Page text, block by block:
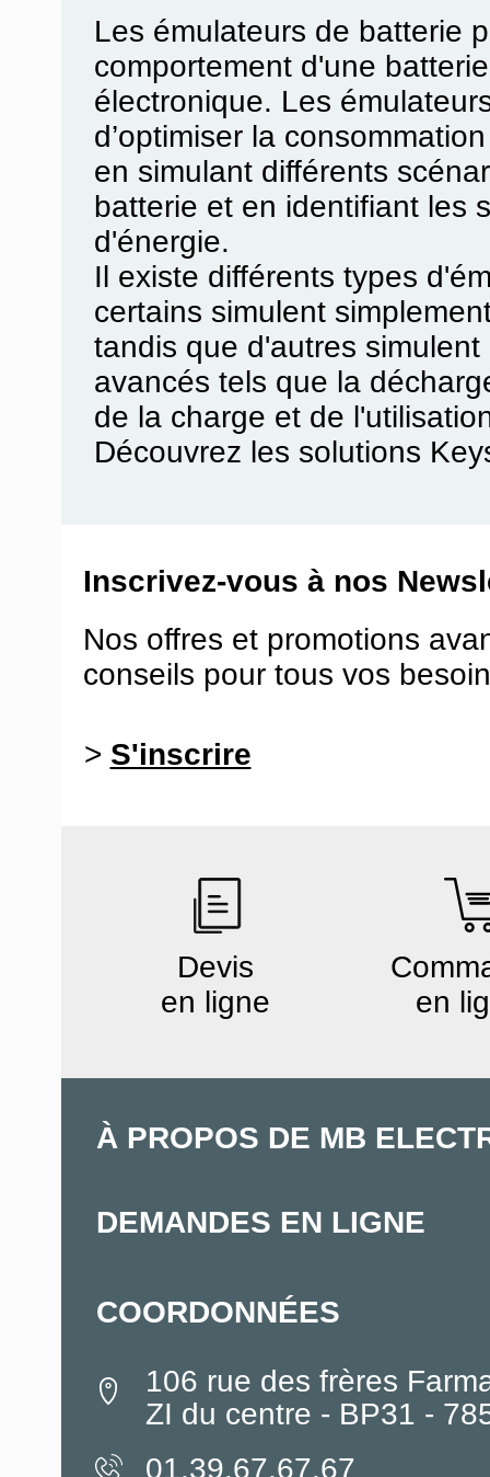
Les émulateurs de batterie
comportement d'une
électronique. Les
d’optimiser la
en simulant différents
batterie et en identifiant les
d'énergie.
Il existe différents types
certains simulent
tandis que d'autres
avancés tels que la
de la charge et de
Découvrez les solutions
Inscrivez-vous à nos
Nos offres et promotions
conseils pour tous vos
> S'inscrire
Devis
en ligne
en
À PROPOS DE MB
DEMANDES EN LIGNE
COORDONNÉES
106 rue des frères
ZI du centre - BP31 -
01.39.67.67.67